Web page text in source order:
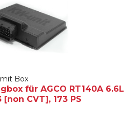
Box
für AGCO RT140A 6.6L
CVT], 173 PS